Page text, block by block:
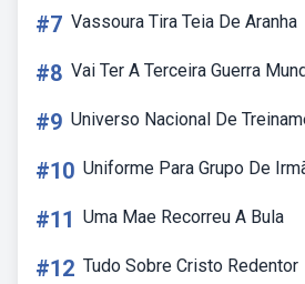
#7 Vassoura Tira Teia De Aranha
#8 Vai Ter A Terceira Guerra
#9 Universo Nacional De
#10 Uniforme Para Grupo De
#11 Uma Mae Recorreu A Bula
#12 Tudo Sobre Cristo Redentor